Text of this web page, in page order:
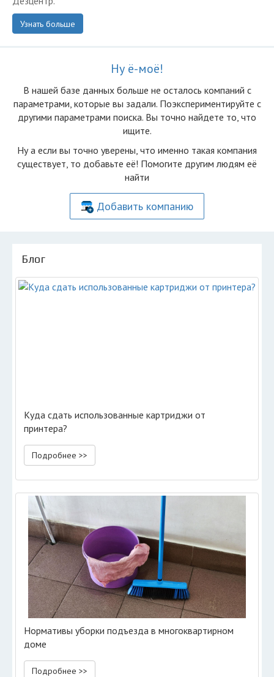
Узнать больше
Ну ё-моё!
В нашей базе данных больше не осталоcь компаний с
параметрами, которые вы задали. Поэкспериментируйте с
другими параметрами поиска. Вы точно найдете то, что
ищите.
Ну а если вы точно уверены, что именно такая компания
существует, то добавьте её! Помогите другим людям её
найти
Добавить компанию
Блог
Куда сдать использованные картриджи от
принтера?
Подробнее >>
Нормативы уборки подъезда в многоквартирном
доме
Подробнее >>